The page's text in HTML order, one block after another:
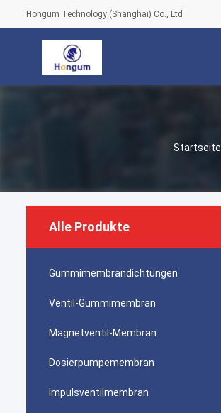
Hongum Technology (Shanghai) Co., Ltd
Startseite
Alle Produkte
Gummimembrandichtungen
Ventil-Gummimembran
Magnetventil-Membran
Dosierpumpemembran
Impulsventilmembran